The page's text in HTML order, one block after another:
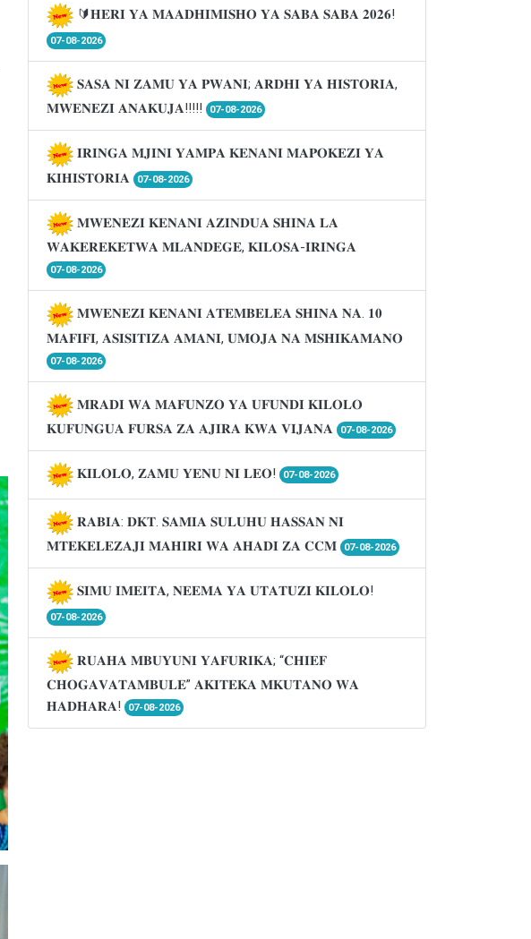
🔰𝐇𝐄𝐑𝐈 𝐘𝐀 𝐌𝐀𝐀𝐃𝐇𝐈𝐌𝐈𝐒𝐇𝐎 𝐘𝐀 𝐒𝐀𝐁𝐀 𝐒𝐀𝐁𝐀 𝟐𝟎𝟐𝟔!
07-08-2026
𝐒𝐀𝐒𝐀 𝐍𝐈 𝐙𝐀𝐌𝐔 𝐘𝐀 𝐏𝐖𝐀𝐍𝐈; 𝐀𝐑𝐃𝐇𝐈 𝐘𝐀 𝐇𝐈𝐒𝐓𝐎𝐑𝐈𝐀,
𝐌𝐖𝐄𝐍𝐄𝐙𝐈 𝐀𝐍𝐀𝐊𝐔𝐉𝐀!!!!!
07-08-2026
𝐈𝐑𝐈𝐍𝐆𝐀 𝐌𝐉𝐈𝐍𝐈 𝐘𝐀𝐌𝐏𝐀 𝐊𝐄𝐍𝐀𝐍𝐈 𝐌𝐀𝐏𝐎𝐊𝐄𝐙𝐈 𝐘𝐀
𝐊𝐈𝐇𝐈𝐒𝐓𝐎𝐑𝐈𝐀
07-08-2026
𝐌𝐖𝐄𝐍𝐄𝐙𝐈 𝐊𝐄𝐍𝐀𝐍𝐈 𝐀𝐙𝐈𝐍𝐃𝐔𝐀 𝐒𝐇𝐈𝐍𝐀 𝐋𝐀
𝐖𝐀𝐊𝐄𝐑𝐄𝐊𝐄𝐓𝐖𝐀 𝐌𝐋𝐀𝐍𝐃𝐄𝐆𝐄, 𝐊𝐈𝐋𝐎𝐒𝐀-𝐈𝐑𝐈𝐍𝐆𝐀
07-08-2026
𝐌𝐖𝐄𝐍𝐄𝐙𝐈 𝐊𝐄𝐍𝐀𝐍𝐈 𝐀𝐓𝐄𝐌𝐁𝐄𝐋𝐄𝐀 𝐒𝐇𝐈𝐍𝐀 𝐍𝐀. 𝟏𝟎
𝐌𝐀𝐅𝐈𝐅𝐈, 𝐀𝐒𝐈𝐒𝐈𝐓𝐈𝐙𝐀 𝐀𝐌𝐀𝐍𝐈, 𝐔𝐌𝐎𝐉𝐀 𝐍𝐀 𝐌𝐒𝐇𝐈𝐊𝐀𝐌𝐀𝐍𝐎
07-08-2026
𝐌𝐑𝐀𝐃𝐈 𝐖𝐀 𝐌𝐀𝐅𝐔𝐍𝐙𝐎 𝐘𝐀 𝐔𝐅𝐔𝐍𝐃𝐈 𝐊𝐈𝐋𝐎𝐋𝐎
𝐊𝐔𝐅𝐔𝐍𝐆𝐔𝐀 𝐅𝐔𝐑𝐒𝐀 𝐙𝐀 𝐀𝐉𝐈𝐑𝐀 𝐊𝐖𝐀 𝐕𝐈𝐉𝐀𝐍𝐀
07-08-2026
𝐊𝐈𝐋𝐎𝐋𝐎, 𝐙𝐀𝐌𝐔 𝐘𝐄𝐍𝐔 𝐍𝐈 𝐋𝐄𝐎! 07-08-2026
𝐑𝐀𝐁𝐈𝐀: 𝐃𝐊𝐓. 𝐒𝐀𝐌𝐈𝐀 𝐒𝐔𝐋𝐔𝐇𝐔 𝐇𝐀𝐒𝐒𝐀𝐍 𝐍𝐈
𝐌𝐓𝐄𝐊𝐄𝐋𝐄𝐙𝐀𝐉𝐈 𝐌𝐀𝐇𝐈𝐑𝐈 𝐖𝐀 𝐀𝐇𝐀𝐃𝐈 𝐙𝐀 𝐂𝐂𝐌
07-08-2026
𝐒𝐈𝐌𝐔 𝐈𝐌𝐄𝐈𝐓𝐀, 𝐍𝐄𝐄𝐌𝐀 𝐘𝐀 𝐔𝐓𝐀𝐓𝐔𝐙𝐈 𝐊𝐈𝐋𝐎𝐋𝐎!
07-08-2026
𝐑𝐔𝐀𝐇𝐀 𝐌𝐁𝐔𝐘𝐔𝐍𝐈 𝐘𝐀𝐅𝐔𝐑𝐈𝐊𝐀; “𝐂𝐇𝐈𝐄𝐅
𝐂𝐇𝐎𝐆𝐀𝐕𝐀𝐓𝐀𝐌𝐁𝐔𝐋𝐄” 𝐀𝐊𝐈𝐓𝐄𝐊𝐀 𝐌𝐊𝐔𝐓𝐀𝐍𝐎 𝐖𝐀
𝐇𝐀𝐃𝐇𝐀𝐑𝐀!
07-08-2026